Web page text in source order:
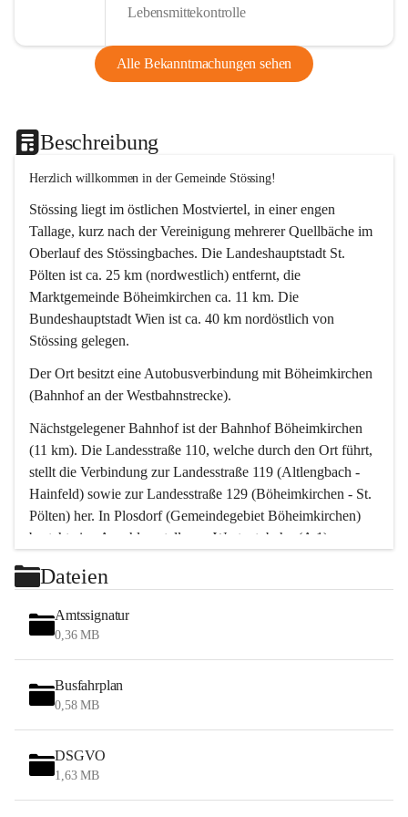
Lebensmittekontrolle
Alle Bekanntmachungen sehen
Beschreibung
Herzlich willkommen in der Gemeinde Stössing!
Stössing liegt im östlichen Mostviertel, in einer engen
Tallage, kurz nach der Vereinigung mehrerer Quellbäche im
Oberlauf des Stössingbaches. Die Landeshauptstadt St.
Pölten ist ca. 25 km (nordwestlich) entfernt, die
Marktgemeinde Böheimkirchen ca. 11 km. Die
Bundeshauptstadt Wien ist ca. 40 km nordöstlich von
Stössing gelegen.
Der Ort besitzt eine Autobusverbindung mit Böheimkirchen
(Bahnhof an der Westbahnstrecke).
Nächstgelegener Bahnhof ist der Bahnhof Böheimkirchen
(11 km). Die Landesstraße 110, welche durch den Ort führt,
stellt die Verbindung zur Landesstraße 119 (Altlengbach -
Hainfeld) sowie zur Landesstraße 129 (Böheimkirchen - St.
Pölten) her. In Plosdorf (Gemeindegebiet Böheimkirchen)
besteht eine Anschlussstelle zur Westautobahn (A 1).
Wien erreicht man in ca. 45 Minuten.
Stössing zählt noch zum Naherholungsraum Wien sowie
zum Naherholungsraum St. Pölten. Viele Bauernhöfe hatten
„ihre Wiener“. Seit 1960 bauten viele Wiener
Wochenendhäuser im Gemeindegebiet. Wegen des
waldreichen Jagdgebietes haben viele Jagdpächter ihre
Das Wandern ist aus touristischer Sicht die bedeutendste
Tätigkeit. Das hügelige Gebiet mit Wanderwegen durch
Wiesen, Wälder und Obstkulturen lädt dazu ein. Gefördert
Dateien
Amtssignatur
0,36 MB
Busfahrplan
0,58 MB
DSGVO
1,63 MB